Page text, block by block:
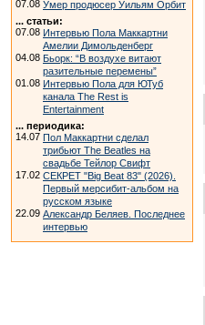
07.08 Умер продюсер Уильям Орбит
... статьи:
07.08 Интервью Пола Маккартни
Амелии Димольденберг
04.08 Бьорк: “В воздухе витают
разительные перемены”
01.08 Интервью Пола для ЮТуб
канала The Rest is
Entertainment
... периодика:
14.07 Пол Маккартни сделал
трибьют The Beatles на
свадьбе Тейлор Свифт
17.02 СЕКРЕТ "Big Beat 83" (2026).
Первый мерсибит-альбом на
русском языке
22.09 Александр Беляев. Последнее
интервью